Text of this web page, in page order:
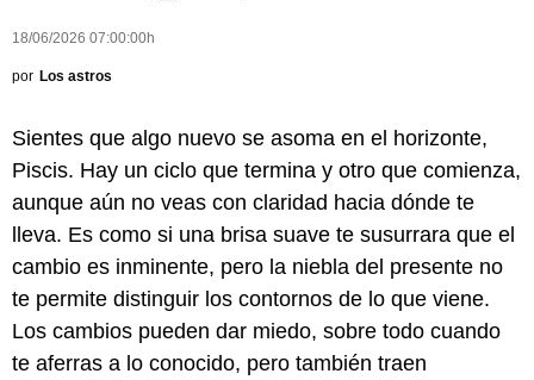
18/06/2026 07:00:00h
por Los astros
Sientes que algo nuevo se asoma en el horizonte,
Piscis. Hay un ciclo que termina y otro que comienza,
aunque aún no veas con claridad hacia dónde te
lleva. Es como si una brisa suave te susurrara que el
cambio es inminente, pero la niebla del presente no
te permite distinguir los contornos de lo que viene.
Los cambios pueden dar miedo, sobre todo cuando
te aferras a lo conocido, pero también traen